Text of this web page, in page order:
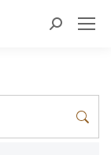
Recherche